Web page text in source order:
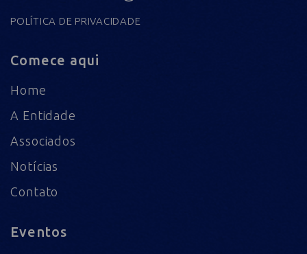
POLÍTICA DE PRIVACIDADE
Comece aqui
Home
A Entidade
Associados
Notícias
Contato
Eventos